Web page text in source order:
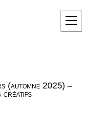
M
e
(automne 2025) –
créatifs